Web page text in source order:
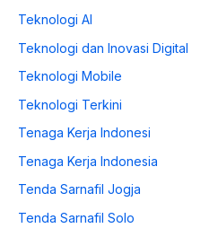
Teknologi AI
Teknologi dan Inovasi Digital
Teknologi Mobile
Teknologi Terkini
Tenaga Kerja Indonesi
Tenaga Kerja Indonesia
Tenda Sarnafil Jogja
Tenda Sarnafil Solo